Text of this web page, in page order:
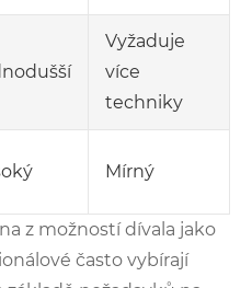
Vyžaduje
více
techniky
Mírný
z možností dívala jako
často vybírají